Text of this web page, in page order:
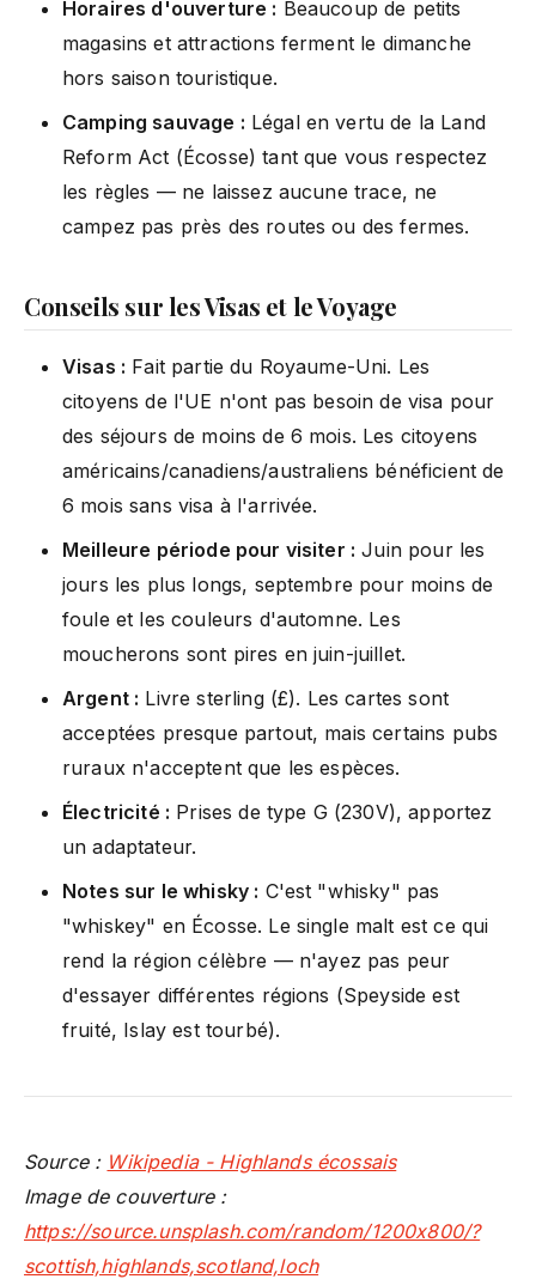
Horaires d'ouverture : Beaucoup de petits
magasins et attractions ferment le dimanche
hors saison touristique.
Camping sauvage : Légal en vertu de la Land
Reform Act (Écosse) tant que vous respectez
les règles — ne laissez aucune trace, ne
campez pas près des routes ou des fermes.
Conseils sur les Visas et le Voyage
Visas : Fait partie du Royaume-Uni. Les
citoyens de l'UE n'ont pas besoin de visa pour
des séjours de moins de 6 mois. Les citoyens
américains/canadiens/australiens bénéficient de
6 mois sans visa à l'arrivée.
Meilleure période pour visiter : Juin pour les
jours les plus longs, septembre pour moins de
foule et les couleurs d'automne. Les
moucherons sont pires en juin-juillet.
Argent : Livre sterling (£). Les cartes sont
acceptées presque partout, mais certains pubs
ruraux n'acceptent que les espèces.
Électricité : Prises de type G (230V), apportez
un adaptateur.
Notes sur le whisky : C'est "whisky" pas
"whiskey" en Écosse. Le single malt est ce qui
rend la région célèbre — n'ayez pas peur
d'essayer différentes régions (Speyside est
fruité, Islay est tourbé).
Source : Wikipedia - Highlands écossais
Image de couverture :
https://source.unsplash.com/random/1200x800/?
scottish,highlands,scotland,loch